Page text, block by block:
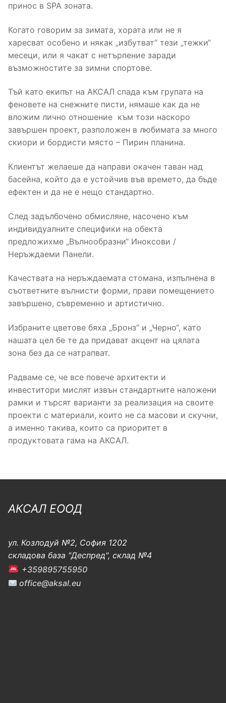
принос в SPA зоната.
Когато говорим за зимата, хората или не я
харесват особено и някак „избутват“ тези „тежки“
месеци, или я чакат с нетърпение заради
възможностите за зимни спортове.
Тъй като екипът на АКСАЛ спада към групата на
феновете на снежните писти, нямаше как да не
вложим лично отношение към този наскоро
завършен проект, разположен в любимата за много
скиори и бордисти място – Пирин планина.
Клиентът желаеше да направи окачен таван над
басейна, който да е устойчив във времето, да бъде
ефектен и да не е нещо стандартно.
След задълбочено обмисляне, насочено към
индивидуалните специфики на обекта
предложихме „Вълнообразни“ Иноксови /
Неръждаеми Панели.
Качествата на неръждаемата стомана, изпълнена в
съответните вълнисти форми, прави помещението
завършено, съвременно и артистично.
Избраните цветове бяха „Бронз“ и „Черно“, като
нашата цел бе те да придават акцент на цялата
зона без да се натрапват.
Радваме се, че все повече архитекти и
инвеститори мислят извън стандартните наложени
рамки и търсят варианти за реализация на своите
проекти с материали, които не са масови и скучни,
а именно такива, които са приоритет в
продуктовата гама на АКСАЛ.
АКСАЛ ЕООД
ул. Козлодуй №2, София 1202
складова база "Деспред", склад №4
+359895755950
office@aksal.eu